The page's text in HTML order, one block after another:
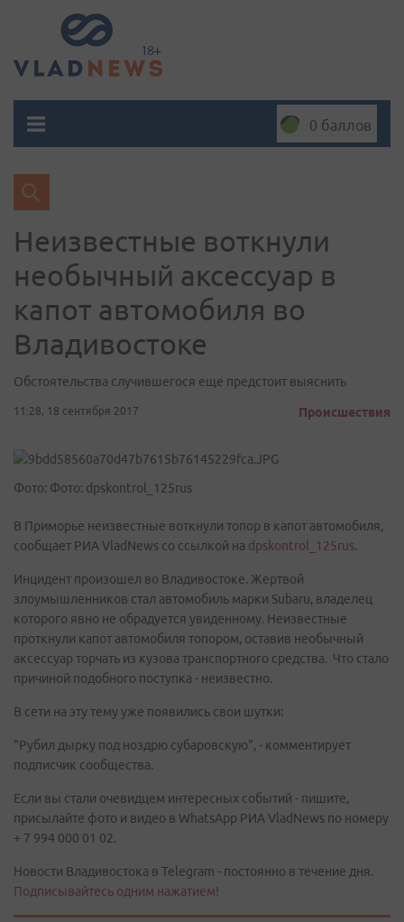
0 баллов
Неизвестные воткнули
необычный аксессуар в
капот автомобиля во
Владивостоке
Обстоятельства случившегося еще предстоит выяснить
11:28, 18 сентября 2017 Происшествия
Фото: Фото: dpskontrol_125rus
В Приморье неизвестные воткнули топор в капот автомобиля,
сообщает РИА VladNews со ссылкой на dpskontrol_125rus.
Инцидент произошел во Владивостоке. Жертвой
злоумышленников стал автомобиль марки Subaru, владелец
которого явно не обрадуется увиденному. Неизвестные
проткнули капот автомобиля топором, оставив необычный
аксессуар торчать из кузова транспортного средства. Что стало
причиной подобного поступка - неизвестно.
В сети на эту тему уже появились свои шутки:
"Рубил дырку под ноздрю субаровскую", - комментирует
подписчик сообщества.
Если вы стали очевидцем интересных событий - пишите,
присылайте фото и видео в WhatsApp РИА VladNews по номеру
+ 7 994 000 01 02.
Новости Владивостока в Telegram - постоянно в течение дня.
Подписывайтесь одним нажатием!